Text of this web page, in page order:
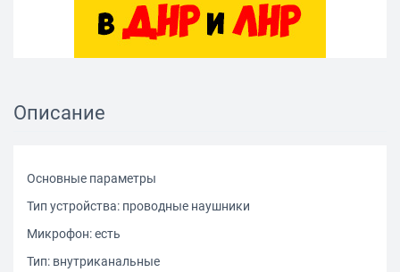
Описание
Основные параметры
Тип устройства: проводные наушники
Микрофон: есть
Тип: внутриканальные